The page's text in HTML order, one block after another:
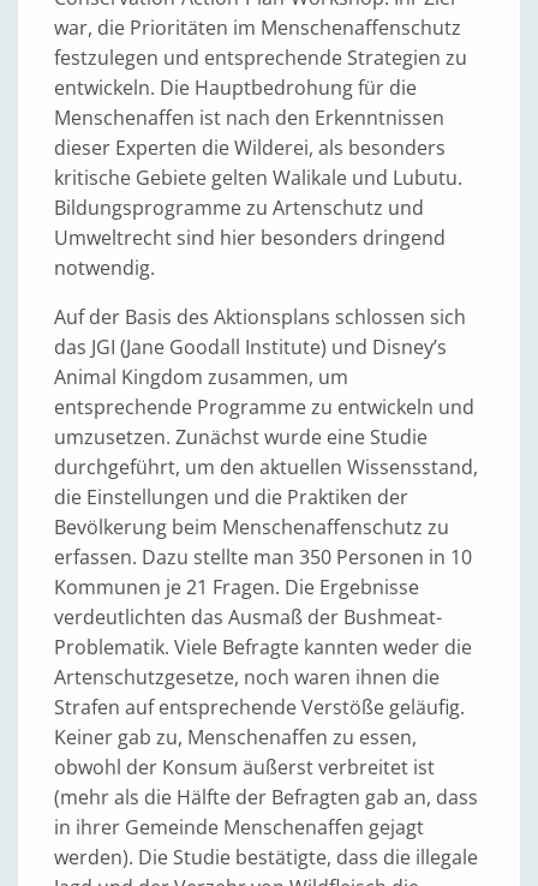
war, die Prioritäten im Menschenaffenschutz
festzulegen und entsprechende Strategien zu
entwickeln. Die Hauptbedrohung für die
Menschenaffen ist nach den Erkenntnissen
dieser Experten die Wilderei, als besonders
kritische Gebiete gelten Walikale und Lubutu.
Bildungsprogramme zu Artenschutz und
Umweltrecht sind hier besonders dringend
notwendig.
Auf der Basis des Aktionsplans schlossen sich
das JGI (Jane Goodall Institute) und Disney’s
Animal Kingdom zusammen, um
entsprechende Programme zu entwickeln und
umzusetzen. Zunächst wurde eine Studie
durchgeführt, um den aktuellen Wissensstand,
die Einstellungen und die Praktiken der
Bevölkerung beim Menschenaffenschutz zu
erfassen. Dazu stellte man 350 Personen in 10
Kommunen je 21 Fragen. Die Ergebnisse
verdeutlichten das Ausmaß der Bushmeat-
Problematik. Viele Befragte kannten weder die
Artenschutzgesetze, noch waren ihnen die
Strafen auf entsprechende Verstöße geläufig.
Keiner gab zu, Menschenaffen zu essen,
obwohl der Konsum äußerst verbreitet ist
(mehr als die Hälfte der Befragten gab an, dass
in ihrer Gemeinde Menschenaffen gejagt
werden). Die Studie bestätigte, dass die illegale